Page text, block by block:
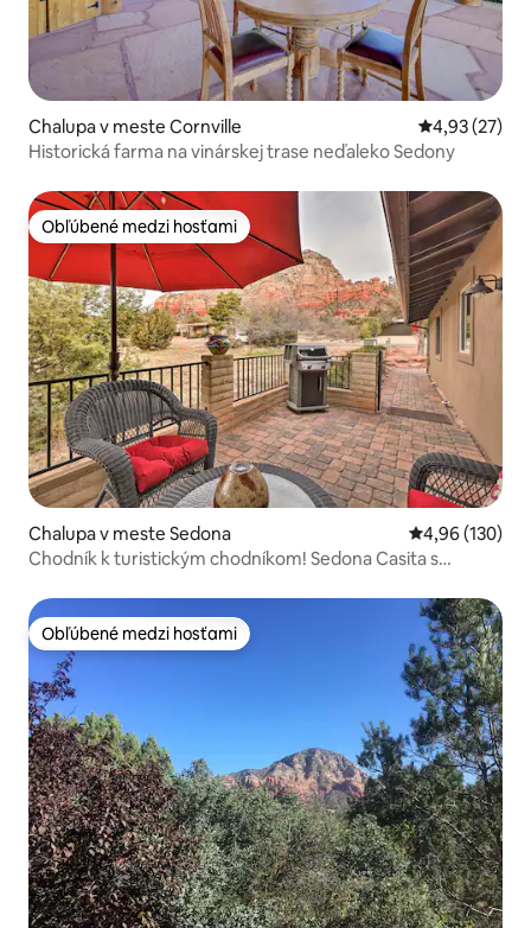
Chalupa v meste Cornville Priemerné
4,93 (27)
Historická farma na vinárskej trase neďaleko Sedony
Obľúbené medzi hosťami
Obľúbené medzi hosťami
Chalupa v meste Sedona Priemerné
4,96 (130)
Chodník k turistickým chodníkom! Sedona Casita s
Obľúbené medzi hosťami
Obľúbené medzi hosťami